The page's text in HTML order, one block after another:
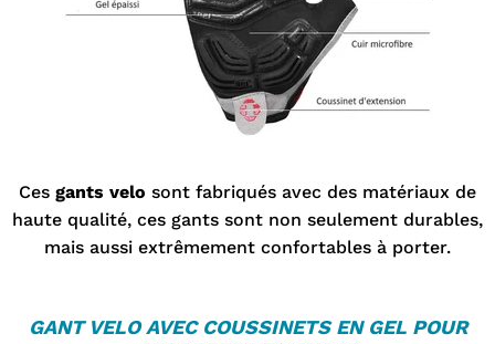
Ces gants velo sont fabriqués avec des matériaux de
haute qualité, ces gants sont non seulement durables,
mais aussi extrêmement confortables à porter.
GANT VELOAVEC COUSSINETS EN GEL POUR